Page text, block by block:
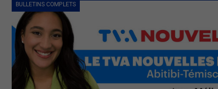
BULLETINS COMPLETS